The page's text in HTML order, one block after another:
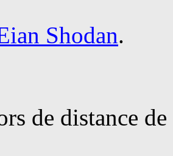
Shodan.
de distance